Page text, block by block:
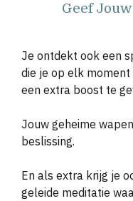
Geef
Je ontdekt ook een
die je op elk
een extra boost te
Jouw geheime
beslissing.
En als extra krijg je
geleide meditatie